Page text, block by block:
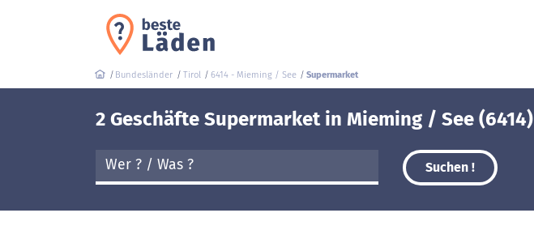
Bundesländer Tirol 6414 - Mieming / See Supermarket
2 Geschäfte Supermarket in Mieming / See (6414)
Suchen !